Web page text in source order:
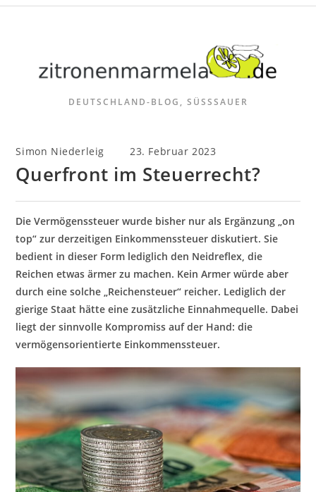
Zum
DEUTSCHLAND-BLOG, SÜSSSAUER
Beitrags-
Simon Niederleig
Beitrag
23. Februar 2023
Querfront im Steuerrecht?
Die Vermögenssteuer wurde bisher nur als Ergänzung „on
top“ zur derzeitigen Einkommenssteuer diskutiert. Sie
bedient in dieser Form lediglich den Neidreflex, die
Reichen etwas ärmer zu machen. Kein Armer würde aber
durch eine solche „Reichensteuer“ reicher. Lediglich der
gierige Staat hätte eine zusätzliche Einnahmequelle. Dabei
liegt der sinnvolle Kompromiss auf der Hand: die
vermögensorientierte Einkommenssteuer.